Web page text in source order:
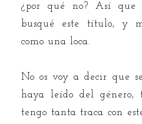
¿por qué no? Así
busqué este título, y
como una loca.
No os voy a decir que
haya leído del género,
tengo tanta traca con